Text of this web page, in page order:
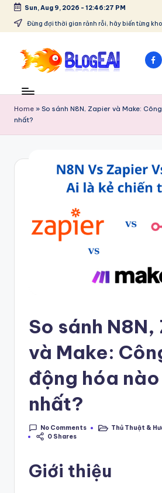
Skip
content
Sun, Aug 9, 2026 - 12:46:27 PM
Đừng đợi thời gian rảnh rỗi, hãy biến từng
o
g
E
m
sẻ
đam
mê,
lưu
kỷ
trong
một
Home » So sánh N8N, Zapier và Make:
nhất?
So sánh
và Make:
động hóa
nhất?
No Comments
PostedThủ Thuật &
0 Shares
Giới thiệu